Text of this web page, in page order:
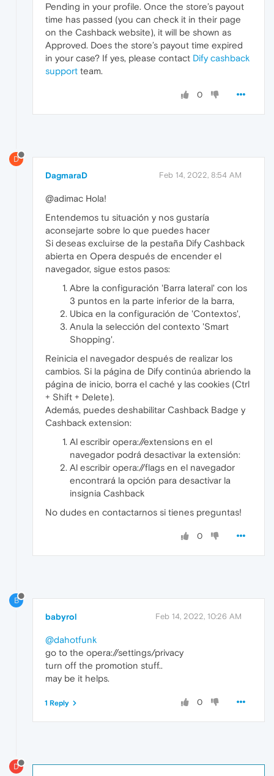
Pending in your profile. Once the store’s payout
time has passed (you can check it in their page
on the Cashback website), it will be shown as
Approved. Does the store’s payout time expired
in your case? If yes, please contact Dify cashback
support team.
0
D
DagmaraD Feb 14, 2022, 8:54 AM
@adimac Hola!
Entendemos tu situación y nos gustaría
aconsejarte sobre lo que puedes hacer
Si deseas excluirse de la pestaña Dify Cashback
abierta en Opera después de encender el
navegador, sigue estos pasos:
Abre la configuración 'Barra lateral' con los
3 puntos en la parte inferior de la barra,
Ubica en la configuración de 'Contextos',
Anula la selección del contexto 'Smart
Shopping'.
Reinicia el navegador después de realizar los
cambios. Si la página de Dify continúa abriendo la
página de inicio, borra el caché y las cookies (Ctrl
+ Shift + Delete).
Además, puedes deshabilitar Cashback Badge y
Cashback extension:
Al escribir opera://extensions en el
navegador podrá desactivar la extensión:
Al escribir opera://flags en el navegador
encontrará la opción para desactivar la
insignia Cashback
No dudes en contactarnos si tienes preguntas!
0
B
babyrol Feb 14, 2022, 10:26 AM
@dahotfunk
go to the opera://settings/privacy
turn off the promotion stuff..
may be it helps.
0
1 Reply
D